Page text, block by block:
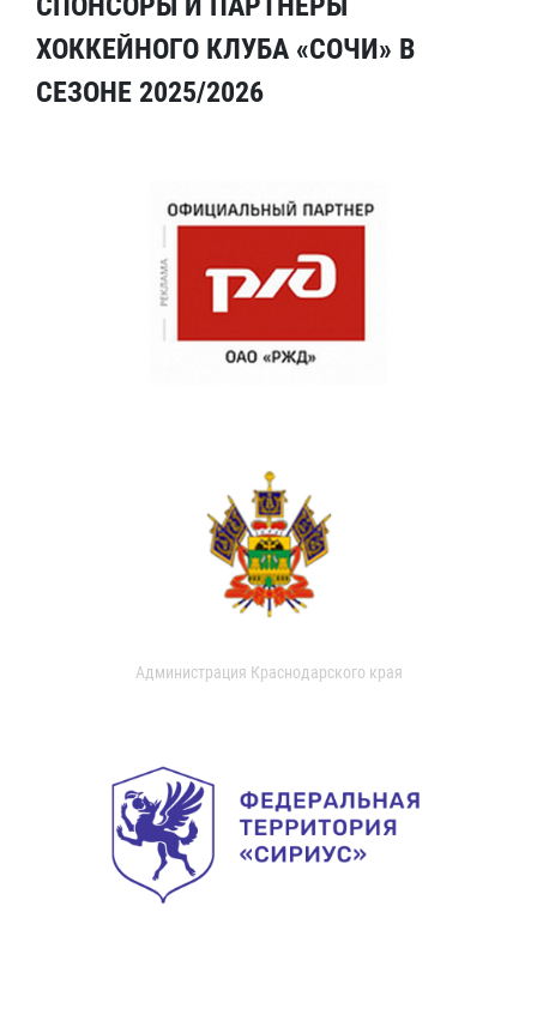
ХОККЕЙНОГО КЛУБА «СОЧИ» В
СЕЗОНЕ 2025/2026
Администрация Краснодарского края